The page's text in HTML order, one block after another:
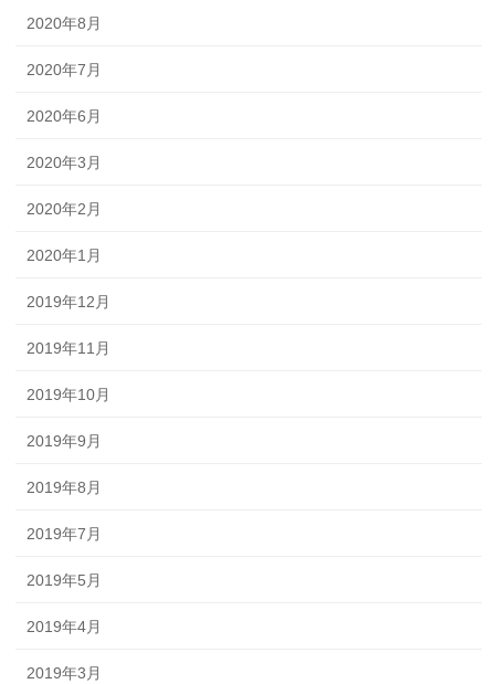
2020年8月
2020年7月
2020年6月
2020年3月
2020年2月
2020年1月
2019年12月
2019年11月
2019年10月
2019年9月
2019年8月
2019年7月
2019年5月
2019年4月
2019年3月